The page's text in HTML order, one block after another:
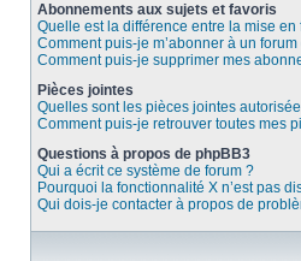
Abonnements aux sujets et favoris
Quelle est la différence entre la mise en
Comment puis-je m’abonner à un
Comment puis-je supprimer mes
Pièces jointes
Quelles sont les pièces jointes
Comment puis-je retrouver toutes mes
Questions à propos de phpBB3
Qui a écrit ce système de forum ?
Pourquoi la fonctionnalité X n’est pas
Qui dois-je contacter à propos de